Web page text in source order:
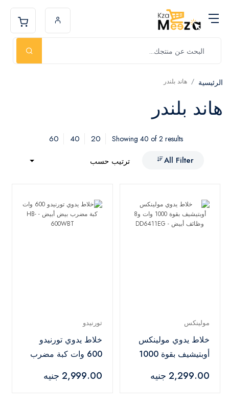
الرئيسية هاند بلندر
هاند بلندر
Showing 40 of 2 results
20
40
60
All Filter
ترتيب حسب
مولينكس
خلاط يدوي مولينكس
أوبتيشيف بقوة 1000
DD6411EG
2,299.00 جنيه
تورنيدو
خلاط يدوي تورنيدو
600 وات كبة مضرب
600WBT
2,999.00 جنيه